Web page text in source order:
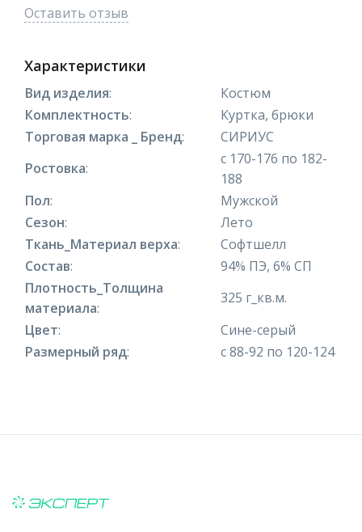
Оставить отзыв
Характеристики
Вид изделия:
Костюм
Комплектность:
Куртка, брюки
Торговая марка _ Бренд:
СИРИУС
Ростовка:
с 170-176 по 182-
188
Пол:
Мужской
Сезон:
Лето
Ткань_Материал верха:
Софтшелл
Состав:
94% ПЭ, 6% СП
Плотность_Толщина
материала:
325 г_кв.м.
Цвет:
Сине-серый
Размерный ряд: с 88-92 по 120-124